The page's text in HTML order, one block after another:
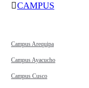
CAMPUS
Campus Arequipa
Campus Ayacucho
Campus Cusco